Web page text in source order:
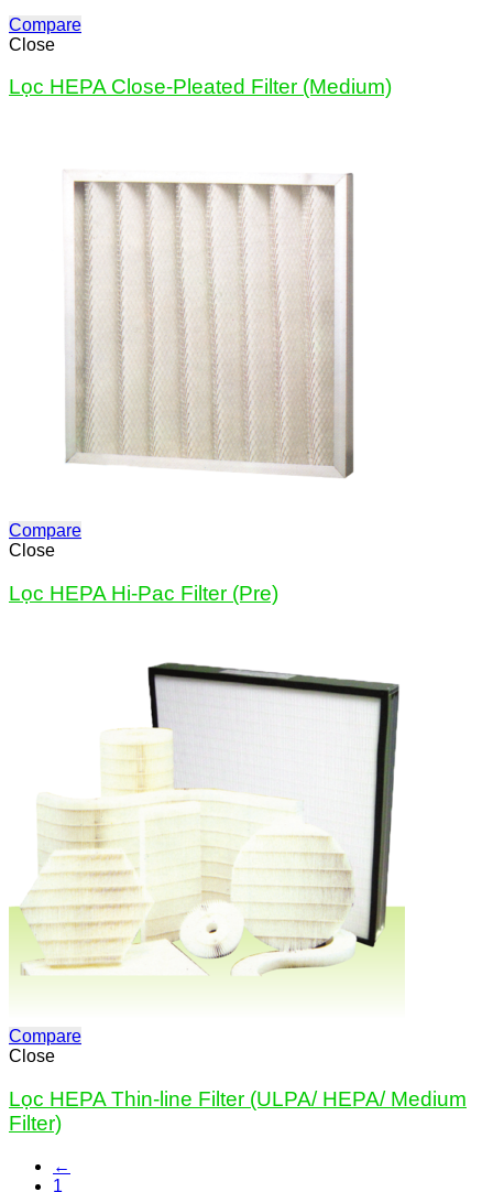
Compare
Close
Lọc HEPA Close-Pleated Filter (Medium)
Compare
Close
Lọc HEPA Hi-Pac Filter (Pre)
Compare
Close
Lọc HEPA Thin-line Filter (ULPA/ HEPA/ Medium
Filter)
←
1